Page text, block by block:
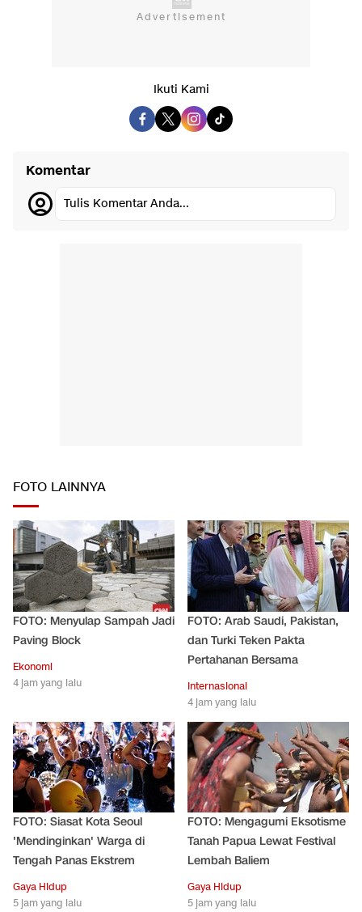
Ikuti Kami
Komentar
Tulis Komentar Anda...
FOTO LAINNYA
FOTO: Menyulap Sampah Jadi
Paving Block
Ekonomi
4 jam yang lalu
FOTO: Arab Saudi, Pakistan,
dan Turki Teken Pakta
Pertahanan Bersama
Internasional
4 jam yang lalu
FOTO: Siasat Kota Seoul
'Mendinginkan' Warga di
Tengah Panas Ekstrem
Gaya Hidup
5 jam yang lalu
FOTO: Mengagumi Eksotisme
Tanah Papua Lewat Festival
Lembah Baliem
Gaya Hidup
5 jam yang lalu